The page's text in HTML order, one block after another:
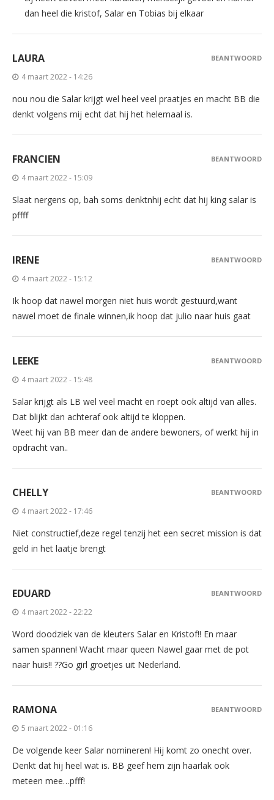
dan heel die kristof, Salar en Tobias bij elkaar
LAURA
4 maart 2022 - 14:26
nou nou die Salar krijgt wel heel veel praatjes en macht BB die
denkt volgens mij echt dat hij het helemaal is.
BEANTWOORD
FRANCIEN
4 maart 2022 - 15:09
Slaat nergens op, bah soms denktnhij echt dat hij king salar is
pffff
BEANTWOORD
IRENE
4 maart 2022 - 15:12
Ik hoop dat nawel morgen niet huis wordt gestuurd,want
nawel moet de finale winnen,ik hoop dat julio naar huis gaat
BEANTWOORD
LEEKE
4 maart 2022 - 15:48
Salar krijgt als LB wel veel macht en roept ook altijd van alles.
Dat blijkt dan achteraf ook altijd te kloppen.
Weet hij van BB meer dan de andere bewoners, of werkt hij in
opdracht van..
BEANTWOORD
CHELLY
4 maart 2022 - 17:46
Niet constructief,deze regel tenzij het een secret mission is dat
geld in het laatje brengt
BEANTWOORD
EDUARD
4 maart 2022 - 22:22
Word doodziek van de kleuters Salar en Kristof!! En maar
samen spannen! Wacht maar queen Nawel gaar met de pot
naar huis!! ??Go girl groetjes uit Nederland.
BEANTWOORD
RAMONA
5 maart 2022 - 01:16
De volgende keer Salar nomineren! Hij komt zo onecht over.
Denkt dat hij heel wat is. BB geef hem zijn haarlak ook
meteen mee…pfff!
BEANTWOORD